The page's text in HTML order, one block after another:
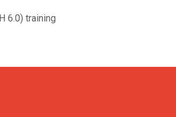
6.0) training